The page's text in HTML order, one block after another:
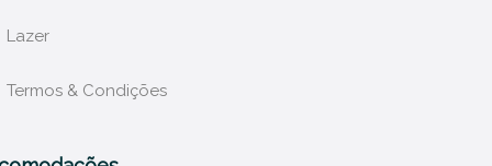
Lazer
Termos & Condições